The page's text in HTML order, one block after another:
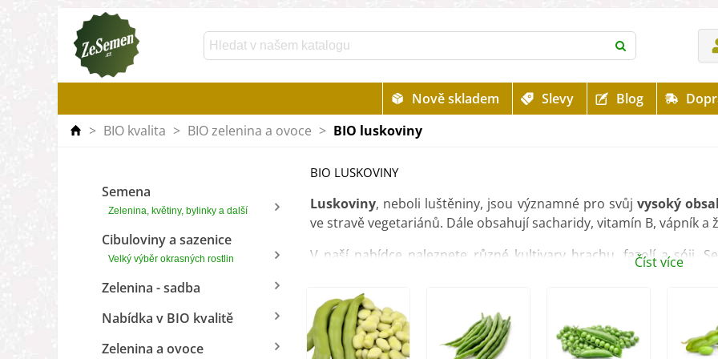
Nově skladem Slevy Blog
> BIO kvalita > BIO zelenina a ovoce > BIO luskoviny
Semena
Zelenina, květiny, bylinky a další
Cibuloviny a sazenice
Velký výběr okrasných rostlin
Zelenina - sadba
Nabídka v BIO kvalitě
Zelenina a ovoce
BIO LUSKOVINY
Luskoviny, neboli luštěniny, jsou významné pro svůj vysoký
ve stravě vegetariánů. Dále obsahují sacharidy, vitamín B, vápník a
V naší nabídce naleznete různé kultivary hrachu, fazolí a sóji.
Číst více